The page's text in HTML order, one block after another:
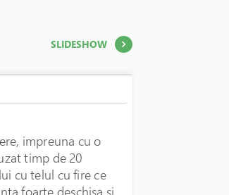
SLIDESHOW
impreuna cu o
timp de 20
cu telul cu fire ce
foarte deschisa si